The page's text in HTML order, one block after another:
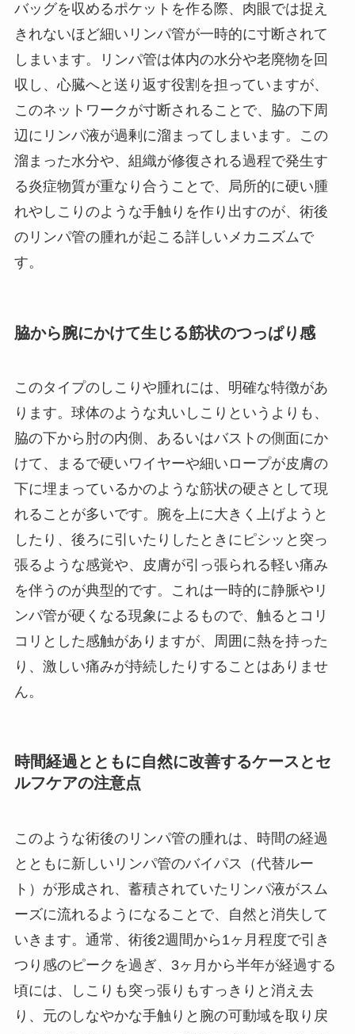
バッグを収めるポケットを作る際、肉眼では捉え
きれないほど細いリンパ管が一時的に寸断されて
しまいます。リンパ管は体内の水分や老廃物を回
収し、心臓へと送り返す役割を担っていますが、
このネットワークが寸断されることで、脇の下周
辺にリンパ液が過剰に溜まってしまいます。この
溜まった水分や、組織が修復される過程で発生す
る炎症物質が重なり合うことで、局所的に硬い腫
れやしこりのような手触りを作り出すのが、術後
のリンパ管の腫れが起こる詳しいメカニズムで
す。
脇から腕にかけて生じる筋状のつっぱり感
このタイプのしこりや腫れには、明確な特徴があ
ります。球体のような丸いしこりというよりも、
脇の下から肘の内側、あるいはバストの側面にか
けて、まるで硬いワイヤーや細いロープが皮膚の
下に埋まっているかのような筋状の硬さとして現
れることが多いです。腕を上に大きく上げようと
したり、後ろに引いたりしたときにピシッと突っ
張るような感覚や、皮膚が引っ張られる軽い痛み
を伴うのが典型的です。これは一時的に静脈やリ
ンパ管が硬くなる現象によるもので、触るとコリ
コリとした感触がありますが、周囲に熱を持った
り、激しい痛みが持続したりすることはありませ
ん。
時間経過とともに自然に改善するケースとセ
ルフケアの注意点
このような術後のリンパ管の腫れは、時間の経過
とともに新しいリンパ管のバイパス（代替ルー
ト）が形成され、蓄積されていたリンパ液がスム
ーズに流れるようになることで、自然と消失して
いきます。通常、術後2週間から1ヶ月程度で引き
つり感のピークを過ぎ、3ヶ月から半年が経過する
頃には、しこりも突っ張りもすっきりと消え去
り、元のしなやかな手触りと腕の可動域を取り戻